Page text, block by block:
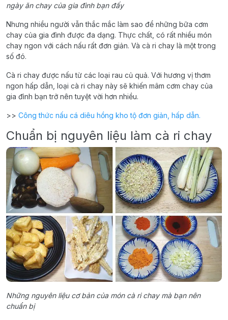
ngày ăn chay của gia đình bạn đấy
Nhưng nhiều người vẫn thắc mắc làm sao để những bữa cơm
chay của gia đình được đa dạng. Thực chất, có rất nhiều món
chay ngon với cách nấu rất đơn giản. Và cà ri chay là một trong
số đó.
Cà ri chay được nấu từ các loại rau củ quả. Với hương vị thơm
ngon hấp dẫn, loại cà ri chay này sẽ khiến mâm cơm chay của
gia đình bạn trở nên tuyệt vời hơn nhiều.
>> Công thức nấu cá diêu hồng kho tộ đơn giản, hấp dẫn.
Chuẩn bị nguyên liệu làm cà ri chay
Những nguyên liệu cơ bản của món cà ri chay mà bạn nên
chuẩn bị